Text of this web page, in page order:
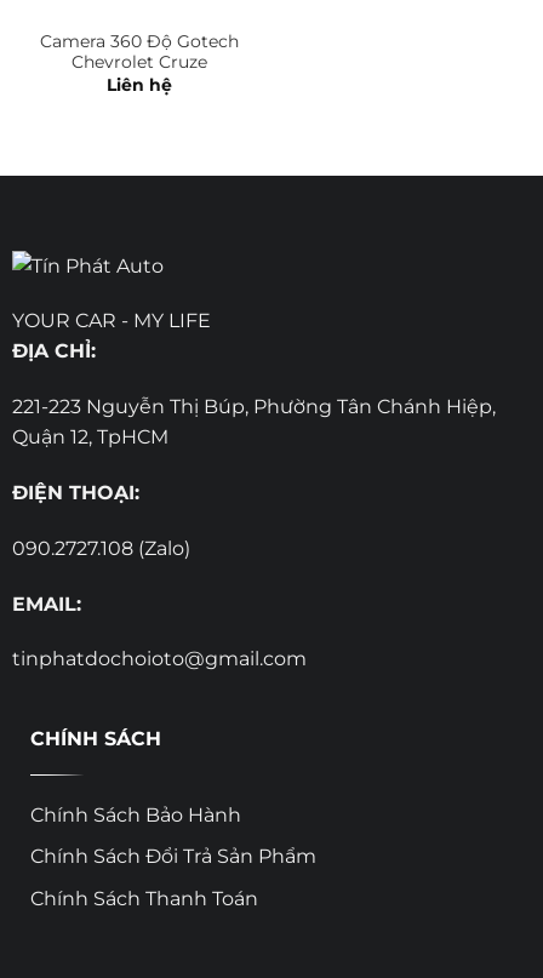
Camera 360 Độ Gotech
Chevrolet Cruze
Liên hệ
YOUR CAR - MY LIFE
ĐỊA CHỈ:
221-223 Nguyễn Thị Búp, Phường Tân Chánh Hiệp,
Quận 12, TpHCM
ĐIỆN THOẠI:
090.2727.108 (Zalo)
EMAIL:
tinphatdochoioto@gmail.com
CHÍNH SÁCH
Chính Sách Bảo Hành
Chính Sách Đổi Trả Sản Phẩm
Chính Sách Thanh Toán